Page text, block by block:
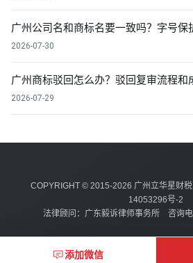
广州公司名和商标名要一致吗？字号保
2026-07-30
广州商标驳回怎么办？驳回复审流程和
2026-07-29
COPYRIGHT © 2015-2026 广州立华星财
14053296号-2
法律顾问：广东毅诉律师事务所 咨询
添加微信